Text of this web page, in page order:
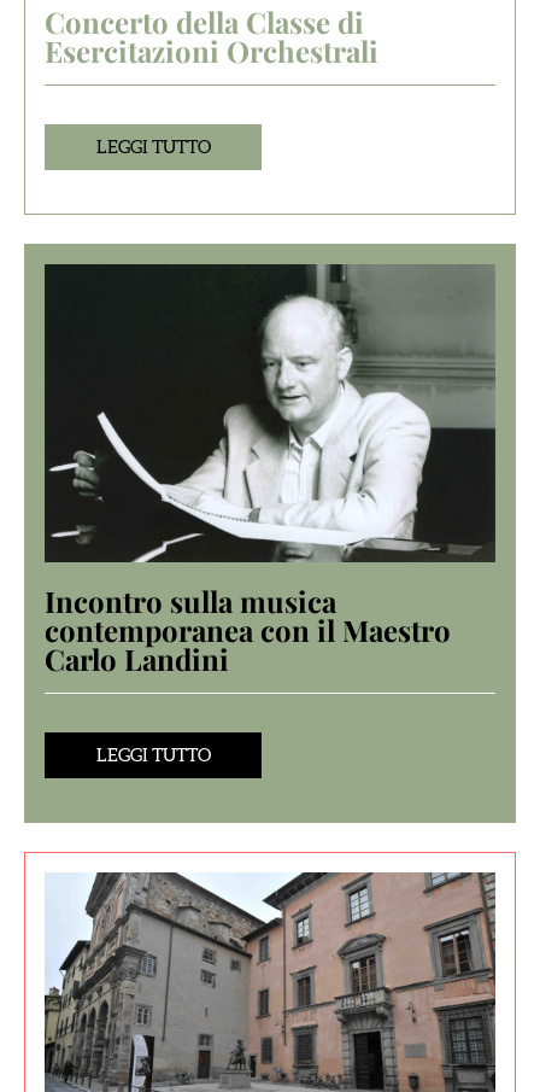
Concerto della Classe di
Esercitazioni Orchestrali
LEGGI TUTTO
Incontro sulla musica
contemporanea con il Maestro
Carlo Landini
LEGGI TUTTO